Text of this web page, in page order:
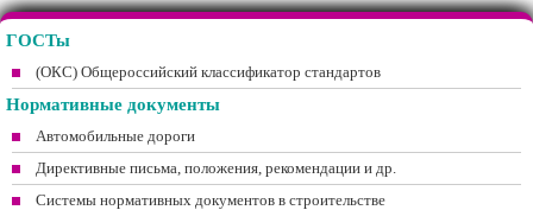
ГОСТы
(ОКС) Общероссийский классификатор стандартов
Нормативные документы
Автомобильные дороги
Директивные письма, положения, рекомендации и др.
Системы нормативных документов в строительстве